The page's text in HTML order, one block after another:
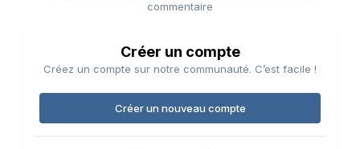
commentaire
Créer un compte
Créez un compte sur notre communauté. C’est facile !
Créer un nouveau compte